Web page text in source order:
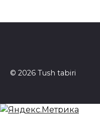
© 2026 Tush tabiri